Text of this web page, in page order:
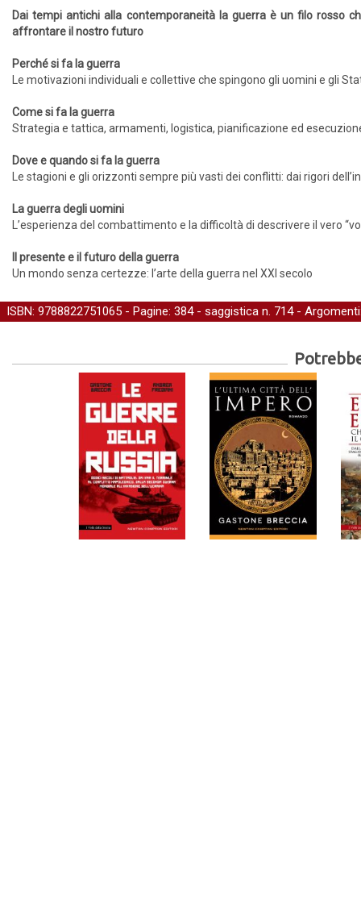
Dai tempi antichi alla contemporaneità la guerra è un filo rosso
affrontare il nostro futuro
Perché si fa la guerra
Le motivazioni individuali e collettive che spingono gli uomini e gli
Come si fa la guerra
Strategia e tattica, armamenti, logistica, pianificazione ed
Dove e quando si fa la guerra
Le stagioni e gli orizzonti sempre più vasti dei conflitti: dai rigori
La guerra degli uomini
L’esperienza del combattimento e la difficoltà di descrivere il vero
Il presente e il futuro della guerra
Un mondo senza certezze: l’arte della guerra nel XXI secolo
ISBN: 9788822751065 - Pagine: 384 - saggistica n. 714 -